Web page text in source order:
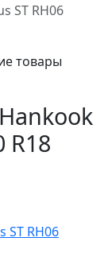
ST RH06
товары
R18